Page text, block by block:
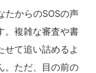
たからのSOSの声
。複雑な審査や書
せて追い詰めるよ
。ただ、目の前の